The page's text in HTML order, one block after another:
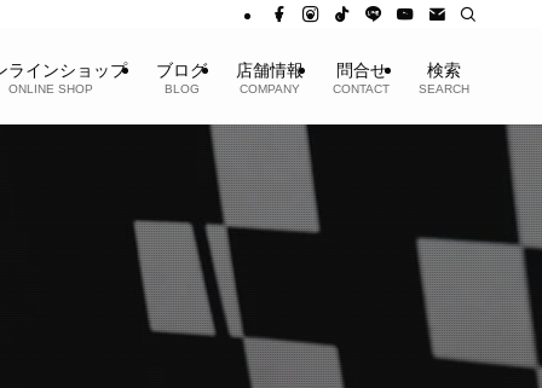
ラインショップ
ONLINE SHOP
ブログ
BLOG
店舗情報
COMPANY
問合せ
CONTACT
検索
SEARCH